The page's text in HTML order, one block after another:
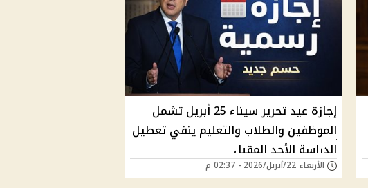
إجازة عيد تحرير سيناء 25 أبريل تشمل
الموظفين والطلاب والتعليم ينفي تعطيل
الدراسة الأحد المقبل
الأربعاء 22/أبريل/2026 - 02:37 م